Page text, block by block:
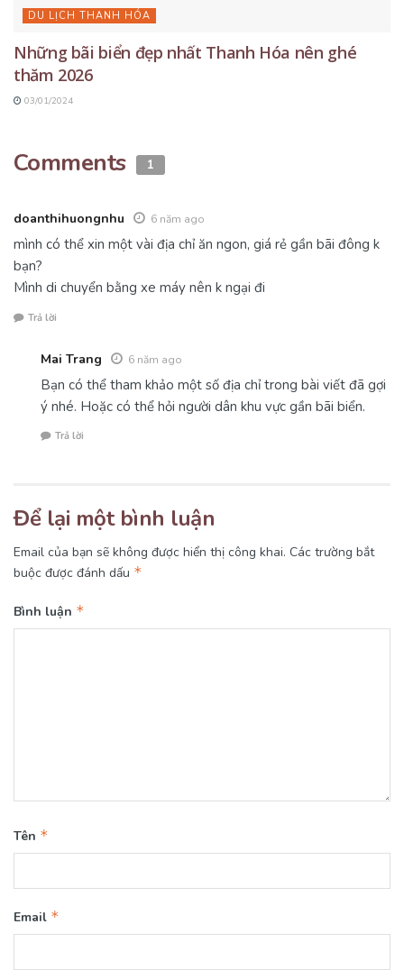
DU LỊCH THANH HÓA
Những bãi biển đẹp nhất Thanh Hóa nên ghé
thăm 2026
03/01/2024
Comments 1
doanthihuongnhu 6 năm ago
mình có thể xin một vài địa chỉ ăn ngon, giá rẻ gần bãi đông k
bạn?
Mình di chuyển bằng xe máy nên k ngại đi
Trả lời
Mai Trang 6 năm ago
Bạn có thể tham khảo một số địa chỉ trong bài viết đã gợi
ý nhé. Hoặc có thể hỏi người dân khu vực gần bãi biển.
Trả lời
Để lại một bình luận
Email của bạn sẽ không được hiển thị công khai. Các trường bắt
buộc được đánh dấu *
Bình luận *
Tên *
Email *